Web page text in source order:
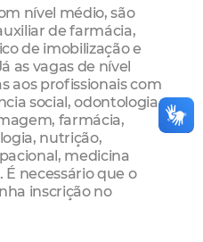
nível médio, são
de farmácia,
de imobilização e
as vagas de nível
aos profissionais com
social, odontologia,
farmácia,
nutrição,
medicina
necessário que o
inscrição no